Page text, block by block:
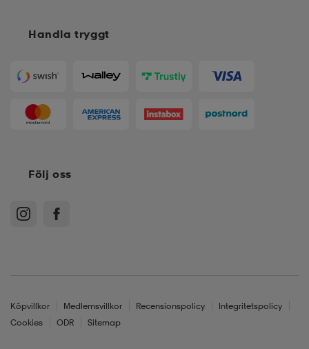
Handla tryggt
Följ oss
Köpvillkor Medlemsvillkor Recensionspolicy
Integritetspolicy
Cookies
ODR Sitemap